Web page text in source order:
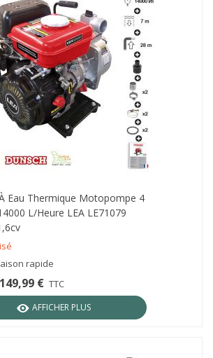
Eau Thermique Motopompe 4
L/heure LEA LE71079
rapide
149,99 € TTC
AFFICHER PLUS